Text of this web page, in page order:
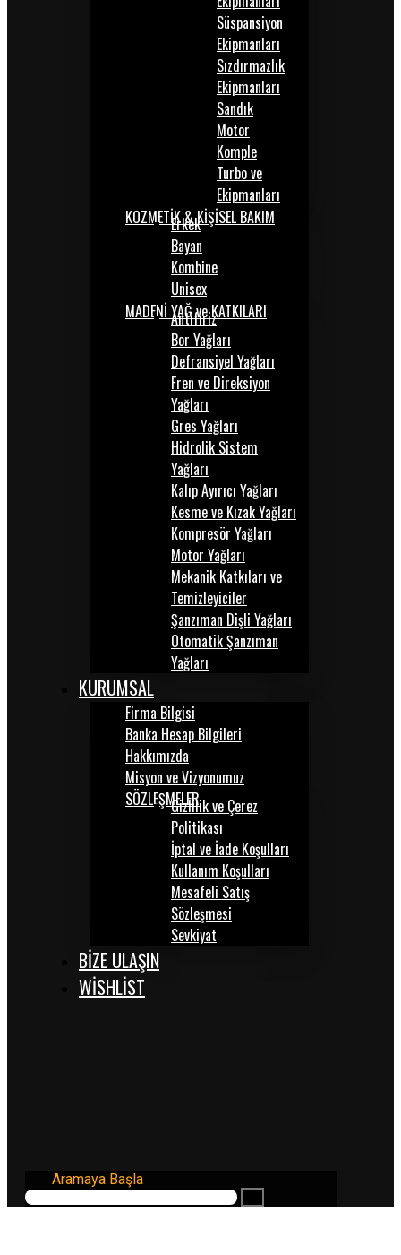
Süspansiyon
Ekipmanları
Sızdırmazlık
Ekipmanları
Sandık
Motor
Komple
Turbo ve
Ekipmanları
KOZMETİK & KİŞİSEL BAKIM
Erkek
Bayan
Kombine
Unisex
MADENİ YAĞ ve KATKILARI
Antifiriz
Bor Yağları
Defransiyel Yağları
Fren ve Direksiyon
Yağları
Gres Yağları
Hidrolik Sistem
Yağları
Kalıp Ayırıcı Yağları
Kesme ve Kızak Yağları
Kompresör Yağları
Motor Yağları
Mekanik Katkıları ve
Temizleyiciler
Şanzıman Dişli Yağları
Otomatik Şanzıman
Yağları
KURUMSAL
Firma Bilgisi
Banka Hesap Bilgileri
Hakkımızda
Misyon ve Vizyonumuz
SÖZLEŞMELERGizlilik ve Çerez
Politikası
İptal ve İade Koşulları
Kullanım Koşulları
Mesafeli Satış
Sözleşmesi
Sevkiyat
BİZE ULAŞIN
WISHLIST
Aramaya Başla